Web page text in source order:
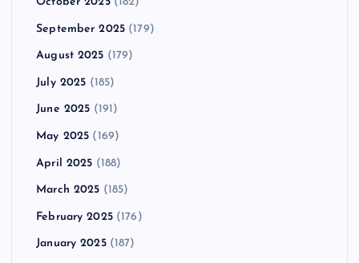
September 2025 (179)
August 2025 (179)
July 2025 (185)
June 2025 (191)
May 2025 (169)
April 2025 (188)
March 2025 (185)
February 2025(176)
January 2025(187)